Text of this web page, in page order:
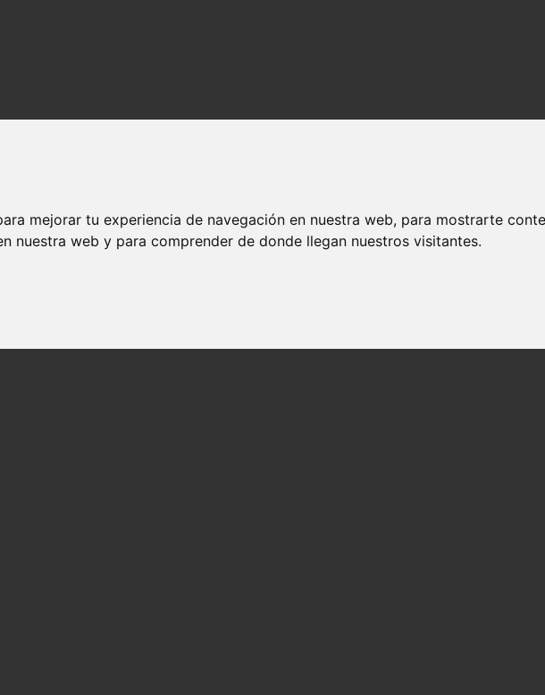
mejorar tu experiencia de navegación en nuestra web, para mostrarte
nuestra web y para comprender de donde llegan nuestros visitantes.